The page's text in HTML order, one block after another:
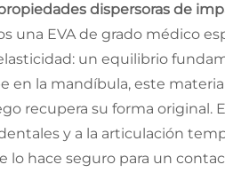
dispersoras de
una EVA de grado médico
un equilibrio
en la mandíbula, este
recupera su forma original.
y a la articulación
lo hace seguro para un